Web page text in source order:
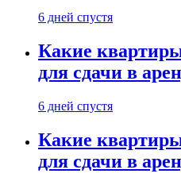
6 дней спустя
Какие
для сдачи в
6 дней спустя
Какие
для сдачи в